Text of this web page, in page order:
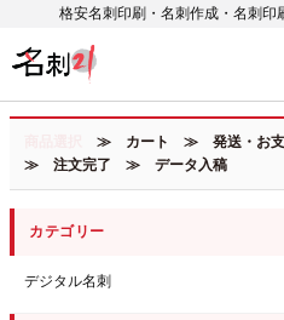
格安名刺印刷・名刺作成・名刺印
≫ カート ≫ 発送・お支
≫ 注文完了 ≫ データ入稿
カテゴリー
デジタル名刺